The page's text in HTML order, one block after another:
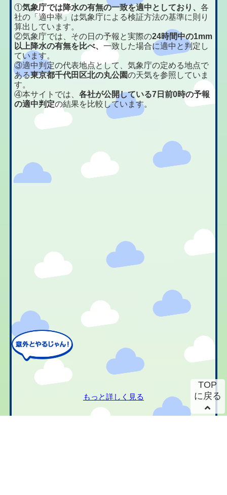
①気象庁では降水の有無の一致を適中としており、各
社の「適中率」は気象庁による検証方法の基準に則り
算出しています。
②気象庁では、その日の予報と実際の24時間中の1mm
以上降水の有無を比べ、一致した場合に適中と判定し
ています。
③適中判定の代表地点として、気象庁の定める地点で
ある東京都千代田区北の丸公園の天気を参照していま
す。
④本サイトでは、各社が公開している7日前0時の予報
の適中判定の結果を比較しています。
もっと詳しく見る
TOP
に戻る